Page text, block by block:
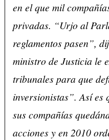
en el que mil
privadas. “Urjo al
reglamentos pasen”,
ministro de Justicia le
tribunales para que
inversionistas”. Así
sus compañías
acciones y en 2010